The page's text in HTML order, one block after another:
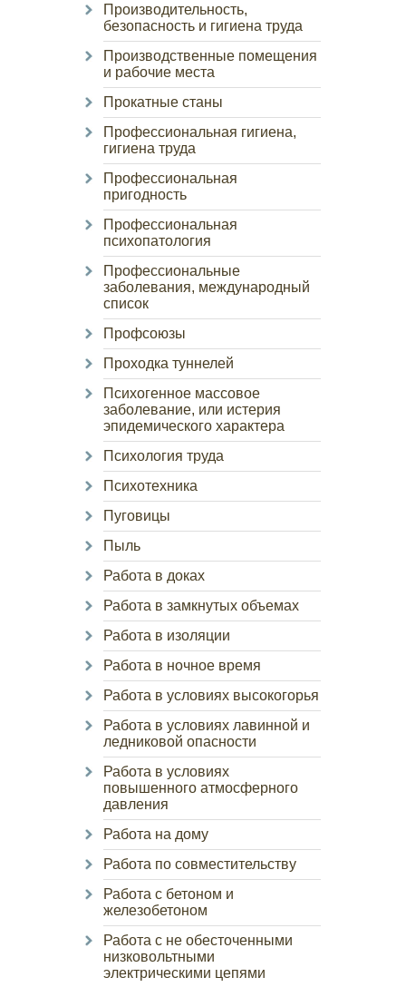
Производительность,
безопасность и гигиена труда
Производственные помещения
и рабочие места
Прокатные станы
Профессиональная гигиена,
гигиена труда
Профессиональная
пригодность
Профессиональная
психопатология
Профессиональные
заболевания, международный
список
Профсоюзы
Проходка туннелей
Психогенное массовое
заболевание, или истерия
эпидемического характера
Психология труда
Психотехника
Пуговицы
Пыль
Работа в доках
Работа в замкнутых объемах
Работа в изоляции
Работа в ночное время
Работа в условиях высокогорья
Работа в условиях лавинной и
ледниковой опасности
Работа в условиях
повышенного атмосферного
давления
Работа на дому
Работа по совместительству
Работа с бетоном и
железобетоном
Работа с не обесточенными
низковольтными
электрическими цепями